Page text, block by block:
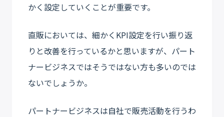
かく設定していくことが重要です。
直販においては、細かくKPI設定を行い振り返
りと改善を行っているかと思いますが、パート
ナービジネスではそうではない方も多いのでは
ないでしょうか。
パートナービジネスは自社で販売活動を行うわ